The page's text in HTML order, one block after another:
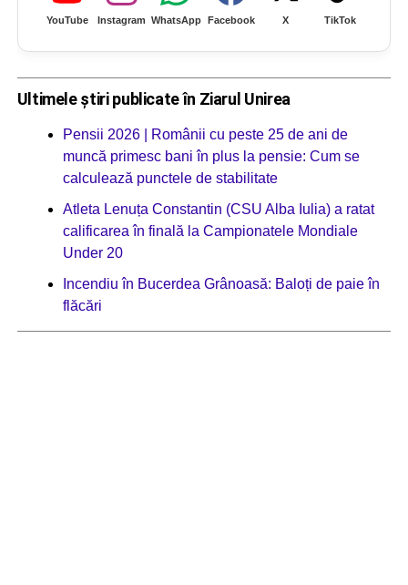
YouTube Instagram WhatsApp Facebook X TikTok
Ultimele știri publicate în Ziarul Unirea
Pensii 2026 | Românii cu peste 25 de ani de
muncă primesc bani în plus la pensie: Cum se
calculează punctele de stabilitate
Atleta Lenuța Constantin (CSU Alba Iulia) a ratat
calificarea în finală la Campionatele Mondiale
Under 20
Incendiu în Bucerdea Grânoasă: Baloți de paie în
flăcări